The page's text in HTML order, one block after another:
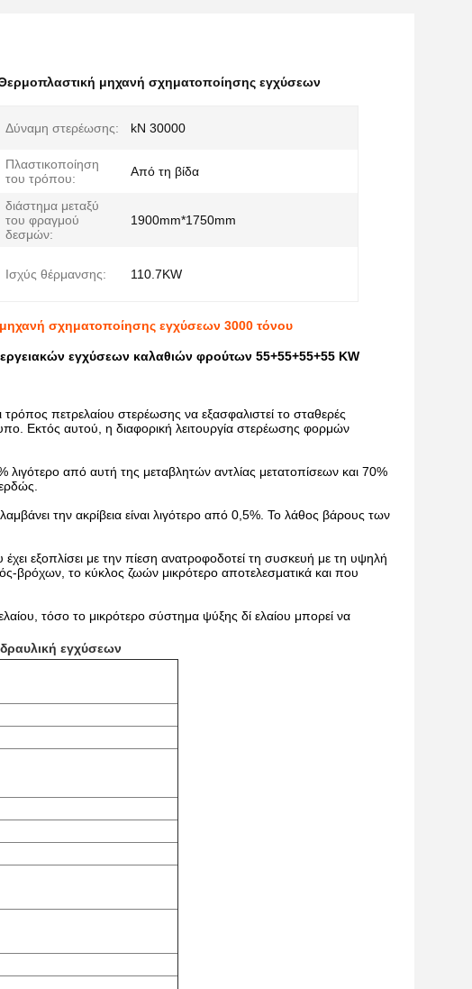
μηχανή σχηματοποίησης εγχύσεων
Δύναμη στερέωσης: kN 30000
Πλαστικοποίηση
του τρόπου:
Από τη βίδα
διάστημα μεταξύ
του φραγμού
δεσμών:
1900mm*1750mm
Ισχύς θέρμανσης: 110.7KW
σχηματοποίησης εγχύσεων 3000 τόνου
εγχύσεων καλαθιών φρούτων 55+55+55+55 KW
πετρελαίου στερέωσης να εξασφαλιστεί το σταθερές
Εκτός αυτού, η διαφορική λειτουργία στερέωσης φορμών
από αυτή της μεταβλητών αντλίας μετατοπίσεων και 70%
την ακρίβεια είναι λιγότερο από 0,5%. Το λάθος βάρους των
εξοπλίσει με την πίεση ανατροφοδοτεί τη συσκευή με τη υψηλή
βρόχων, το κύκλος ζωών μικρότερο αποτελεσματικά και που
τόσο το μικρότερο σύστημα ψύξης δί ελαίου μπορεί να
εγχύσεων